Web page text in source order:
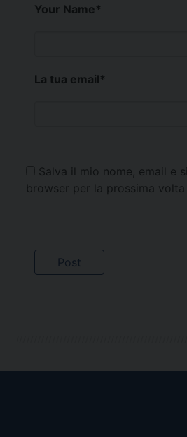
Your Name*
La tua email*
Salva il mio nome, email e
browser per la prossima volta